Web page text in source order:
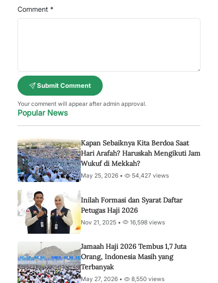
Comment *
Submit Comment
Your comment will appear after admin approval.
Popular News
Kapan Sebaiknya Kita Berdoa Saat
Hari Arafah? Haruskah Mengikuti Jam
Wukuf di Mekkah?
May 25, 2026 • 54,427 views
Inilah Formasi dan Syarat Daftar
Petugas Haji 2026
Nov 21, 2025 • 16,598 views
Jamaah Haji 2026 Tembus 1,7 Juta
Orang, Indonesia Masih yang
Terbanyak
May 27, 2026 • 8,550 views